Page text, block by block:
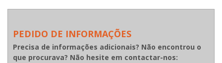
PEDIDO DE INFORMAÇÕES
Precisa de informações adicionais? Não encontrou o
que procurava? Não hesite em contactar-nos: